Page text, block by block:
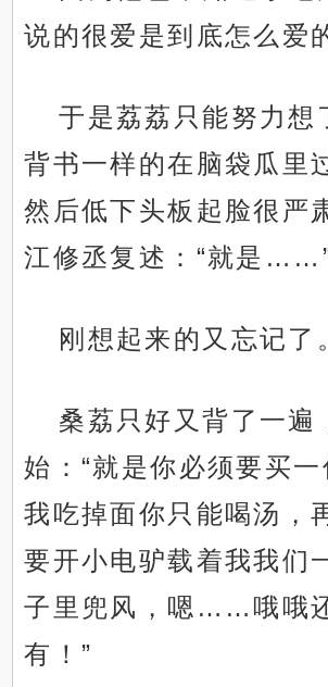
说的很爱是到底怎么爱
于是荔荔只能努力想
背书一样的在脑袋瓜里
然后低下头板起脸很严
江修丞复述：“就是
刚想起来的又忘记了
桑荔只好又背了一遍
始：“就是你必须要买
我吃掉面你只能喝汤，
要开小电驴载着我我们
子里兜风，嗯……哦哦
有！”